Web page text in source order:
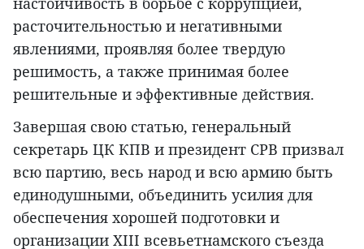
расточительностью и негативными
явлениями, проявляя более твердую
решимость, а также принимая более
решительные и эффективные действия.
Завершая свою статью, генеральный
секретарь ЦК КПВ и президент СРВ призвал
всю партию, весь народ и всю армию быть
единодушными, объединить усилия для
обеспечения хорошей подготовки и
организации XIII всевьетнамского съезда